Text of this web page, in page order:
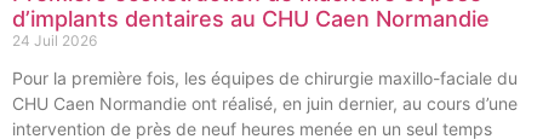
d’implants dentaires au CHU Caen Normandie
24 Juil 2026
Pour la première fois, les équipes de chirurgie maxillo-faciale du
CHU Caen Normandie ont réalisé, en juin dernier, au cours d’une
intervention de près de neuf heures menée en un seul temps